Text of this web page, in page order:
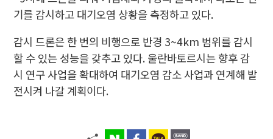
기를 감시하고 대기오염 상황을 측정하고 있다.
감시 드론은 한 번의 비행으로 반경 3~4km 범위를 감시
할 수 있는 성능을 갖추고 있다. 울란바토르시는 향후 감
시 연구 사업을 확대하여 대기오염 감소 사업과 연계해 발
전시켜 나갈 계획이다.